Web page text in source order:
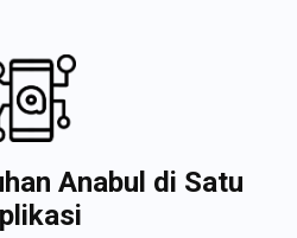
Anabul di Satu